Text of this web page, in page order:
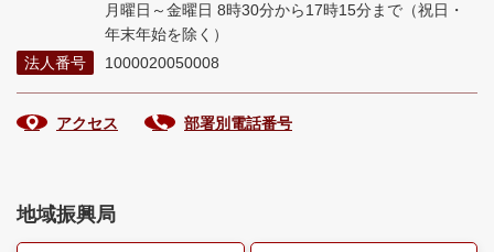
月曜日～金曜日 8時30分から17時15分まで （祝日・
年末年始を除く）
法人番号
1000020050008
アクセス 部署別電話番号
地域振興局